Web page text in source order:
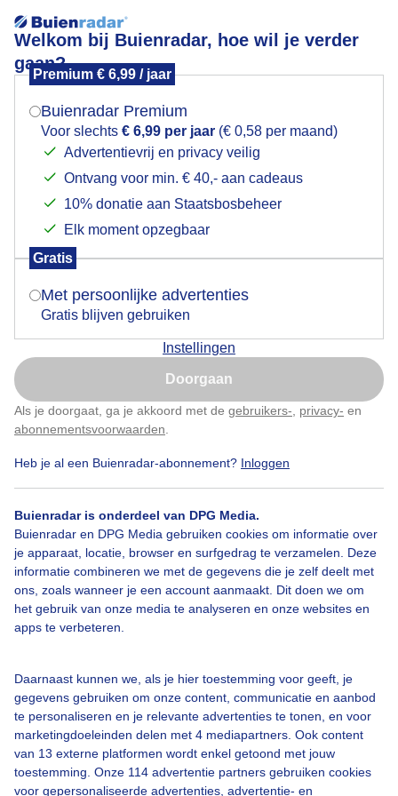
Welkom bij Buienradar, hoe wil je verder
gaan?
Premium € 6,99 / jaar
Buienradar Premium
Voor slechts € 6,99 per jaar (€ 0,58 per maand)
Advertentievrij en privacy veilig
Ontvang voor min. € 40,- aan cadeaus
10% donatie aan Staatsbosbeheer
Elk moment opzegbaar
Gratis
Met persoonlijke advertenties
Gratis blijven gebruiken
Instellingen
Doorgaan
Als je doorgaat, ga je akkoord met de gebruikers- privacy- en
abonnementsvoorwaarden
Heb je al een Buienradar-abonnement? Inloggen
Buienradar is onderdeel van DPG Media.
Buienradar en DPG Media gebruiken cookies om informatie over
je apparaat, locatie, browser en surfgedrag te verzamelen. Deze
informatie combineren we met de gegevens die je zelf deelt met
ons, zoals wanneer je een account aanmaakt. Dit doen we om
het gebruik van onze media te analyseren en onze websites en
apps te verbeteren.
Daarnaast kunnen we, als je hier toestemming voor geeft, je
gegevens gebruiken om onze content, communicatie en aanbod
te personaliseren en je relevante advertenties te tonen, en voor
marketingdoeleinden delen met 4 mediapartners. Ook content
van 13 externe platformen wordt enkel getoond met jouw
toestemming. Onze 114 advertentie partners gebruiken cookies
voor gepersonaliseerde advertenties, advertentie- en
zonnebloem
Een moment geduld aub...
Populaire categorieën
Lente
Zomer
Over Buienradar
Bedrijfsgegevens
Veelgestelde vragen
Contact
Toegankelijkheid
Buienradar Team
Privacy beleid
Cookie beleid
Privacy instellingen
Mogen we je locatie gebruiken voor het
Indien je hier nog geen akkoord op hebt gegeven,
verschijnt er zo een pop-up uit je browser waarin
Is goed, toon de popup
Nu niet, misschien later
Klik hierom dit aan te passen